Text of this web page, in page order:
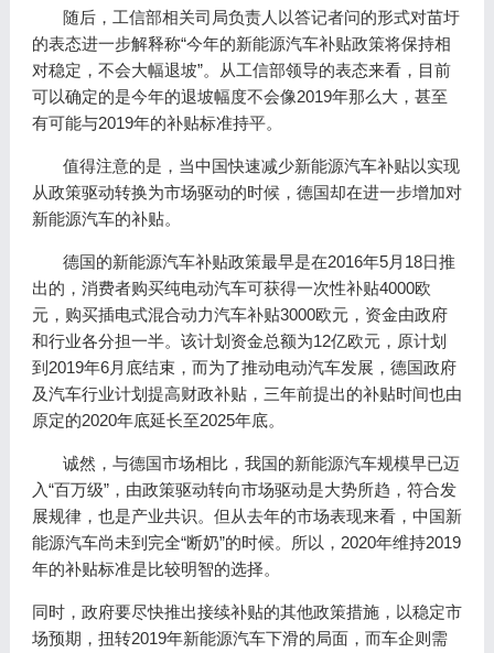
随后，工信部相关司局负责人以答记者问的形式对苗圩
的表态进一步解释称“今年的新能源汽车补贴政策将保持相
对稳定，不会大幅退坡”。从工信部领导的表态来看，目前
可以确定的是今年的退坡幅度不会像2019年那么大，甚至
有可能与2019年的补贴标准持平。
值得注意的是，当中国快速减少新能源汽车补贴以实现
从政策驱动转换为市场驱动的时候，德国却在进一步增加对
新能源汽车的补贴。
德国的新能源汽车补贴政策最早是在2016年5月18日推
出的，消费者购买纯电动汽车可获得一次性补贴4000欧
元，购买插电式混合动力汽车补贴3000欧元，资金由政府
和行业各分担一半。该计划资金总额为12亿欧元，原计划
到2019年6月底结束，而为了推动电动汽车发展，德国政府
及汽车行业计划提高财政补贴，三年前提出的补贴时间也由
原定的2020年底延长至2025年底。
诚然，与德国市场相比，我国的新能源汽车规模早已迈
入“百万级”，由政策驱动转向市场驱动是大势所趋，符合发
展规律，也是产业共识。但从去年的市场表现来看，中国新
能源汽车尚未到完全“断奶”的时候。所以，2020年维持2019
年的补贴标准是比较明智的选择。
同时，政府要尽快推出接续补贴的其他政策措施，以稳定市
场预期，扭转2019年新能源汽车下滑的局面，而车企则需